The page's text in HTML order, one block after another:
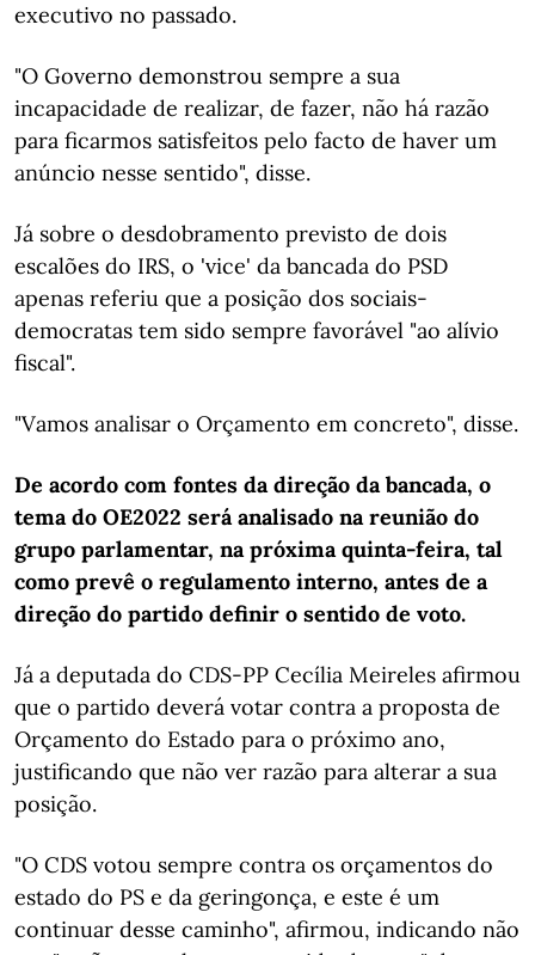
executivo no passado.
"O Governo demonstrou sempre a sua
incapacidade de realizar, de fazer, não há razão
para ficarmos satisfeitos pelo facto de haver um
anúncio nesse sentido", disse.
Já sobre o desdobramento previsto de dois
escalões do IRS, o 'vice' da bancada do PSD
apenas referiu que a posição dos sociais-
democratas tem sido sempre favorável "ao alívio
fiscal".
"Vamos analisar o Orçamento em concreto", disse.
De acordo com fontes da direção da bancada, o
tema do OE2022 será analisado na reunião do
grupo parlamentar, na próxima quinta-feira, tal
como prevê o regulamento interno, antes de a
direção do partido definir o sentido de voto.
Já a deputada do CDS-PP Cecília Meireles afirmou
que o partido deverá votar contra a proposta de
Orçamento do Estado para o próximo ano,
justificando que não ver razão para alterar a sua
posição.
"O CDS votou sempre contra os orçamentos do
estado do PS e da geringonça, e este é um
continuar desse caminho", afirmou, indicando não